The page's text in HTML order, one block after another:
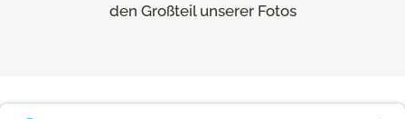
den Großteil unserer Fotos